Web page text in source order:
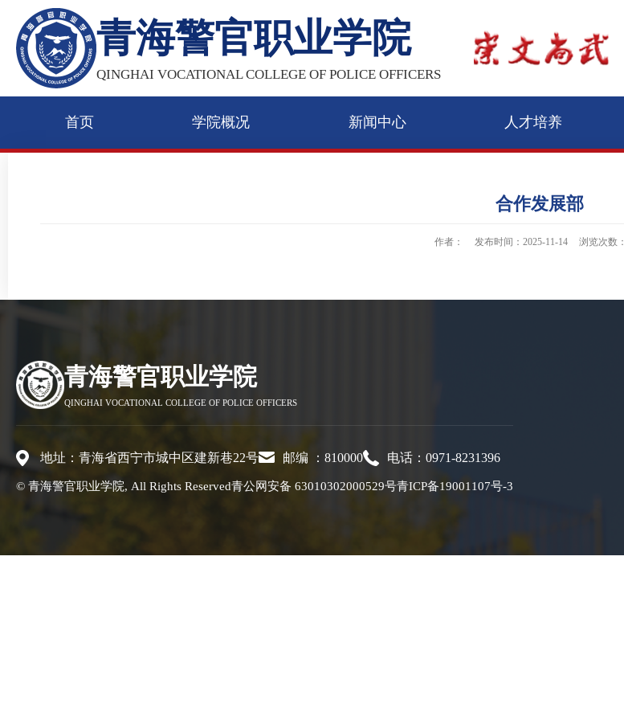
青海警官职业学院
QINGHAI VOCATIONAL COLLEGE OF POLICE OFFICERS
首页 学院概况 新闻中心 人才培养
合作发展部
作者： 发布时间：2025-11-14 浏览次数：
青海警官职业学院
QINGHAI VOCATIONAL COLLEGE OF POLICE OFFICERS
地址：青海省西宁市城中区建新巷22号 邮编 ：810000 电话：0971-8231396
© 青海警官职业学院, All Rights Reserved青公网安备 63010302000529号青ICP备19001107号-3